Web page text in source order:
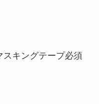
スキングテープ必須